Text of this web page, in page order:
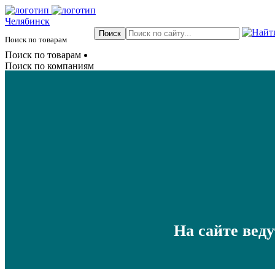
Челябинск
Поиск по товарам
Поиск по товарам
Поиск по компаниям
На сайте